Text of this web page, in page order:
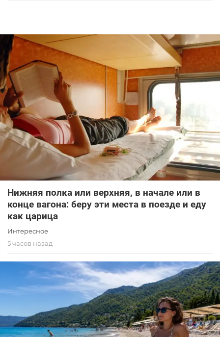
Нижняя полка или верхняя, в начале или в
конце вагона: беру эти места в поезде и еду
как царица
Интересное
5 часов назад